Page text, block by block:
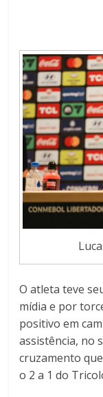
O atleta teve
mídia e por
positivo em
assistência, no
cruzamento
o 2 a 1 do